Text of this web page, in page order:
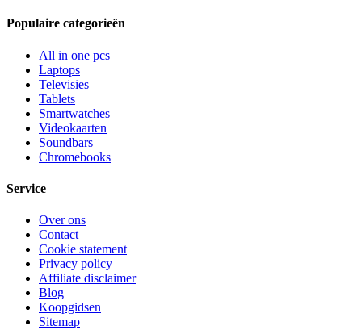
Populaire categorieën
All in one pcs
Laptops
Televisies
Tablets
Smartwatches
Videokaarten
Soundbars
Chromebooks
Service
Over ons
Contact
Cookie statement
Privacy policy
Affiliate disclaimer
Blog
Koopgidsen
Sitemap